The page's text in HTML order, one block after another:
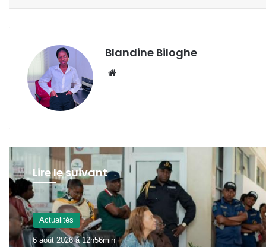
Blandine Biloghe
Lire le suivant
Actualités
6 août 2026 à 12h56min